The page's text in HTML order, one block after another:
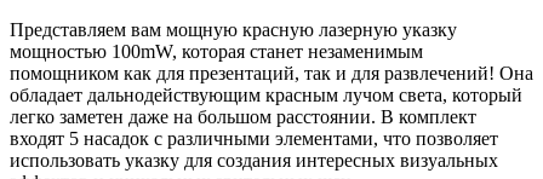
Представляем вам мощную красную лазерную указку
мощностью 100mW, которая станет незаменимым
помощником как для презентаций, так и для развлечений! Она
обладает дальнодействующим красным лучом света, который
легко заметен даже на большом расстоянии. В комплект
входят 5 насадок с различными элементами, что позволяет
использовать указку для создания интересных визуальных